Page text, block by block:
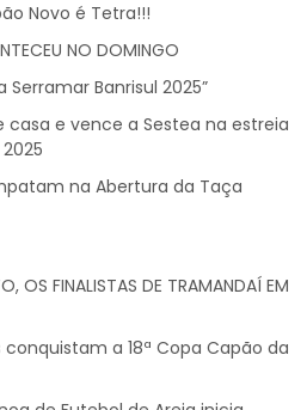
Novo é Tetra!!!
NO DOMINGO
Serramar Banrisul 2025”
casa e vence a Sestea na estreia
na Abertura da Taça
OS FINALISTAS DE TRAMANDAÍ EM
conquistam a 18ª Copa Capão da